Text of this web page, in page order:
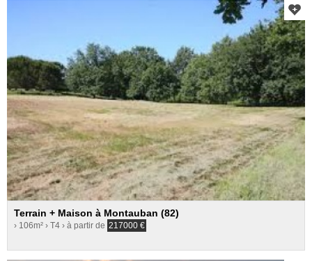
Terrain + Maison à Montauban (82)
› 106m² › T4 › à partir de 217000 €